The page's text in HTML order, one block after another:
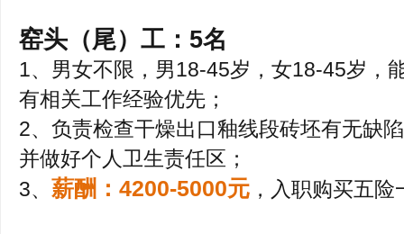
窑头（尾）工：5名
1、男女不限，男18-45岁，女18-45岁，
有相关工作经验优先；
2、负责检查干燥出口釉线段砖坯有无缺
并做好个人卫生责任区；
3、 薪酬：4200-5000元 ，入职购买五险